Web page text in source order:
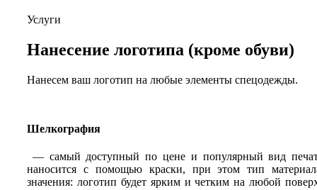
Услуги
Нанесение логотипа (кроме обуви)
Нанесем ваш логотип на любые элементы спецодежды.
Шелкография
— самый доступный по цене и популярный вид
наносится с помощью краски, при этом тип
значения: логотип будет ярким и четким на любой